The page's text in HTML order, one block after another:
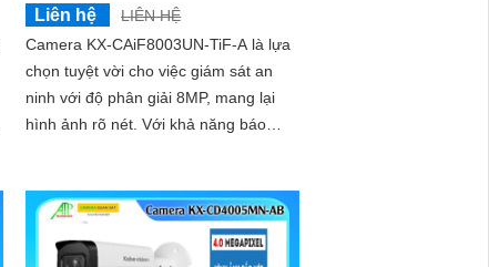
Liên hệ
LIÊN HỆ
Camera KX-CAiF8003UN-TiF-A là lựa
chọn tuyệt vời cho việc giám sát an
ninh với độ phân giải 8MP, mang lại
hình ảnh rõ nét. Với khả năng báo
phát hiện và cảnh báo khi có xâm
nhậpThiết bị Camera Giá Rẻ Công
Nghệ POE KX-CAiF8003UN-TiF-A tích